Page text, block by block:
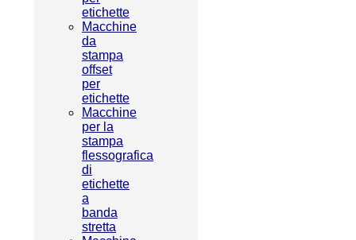
etichette
Macchine
da
stampa
offset
per
etichette
Macchine
per la
stampa
flessografica
di
etichette
a
banda
stretta